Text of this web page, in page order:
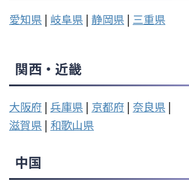
愛知県 | 岐阜県 | 静岡県 | 三重県
関西・近畿
大阪府 | 兵庫県 | 京都府 | 奈良県 |
滋賀県 | 和歌山県
中国